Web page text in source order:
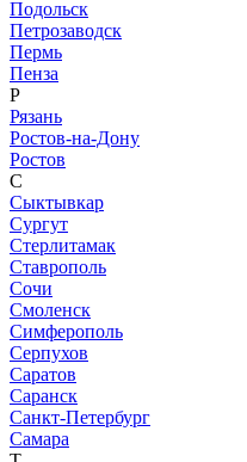
Подольск
Петрозаводск
Пермь
Пенза
Р
Рязань
Ростов-на-Дону
Ростов
С
Сыктывкар
Сургут
Стерлитамак
Ставрополь
Сочи
Смоленск
Симферополь
Серпухов
Саратов
Саранск
Санкт-Петербург
Самара